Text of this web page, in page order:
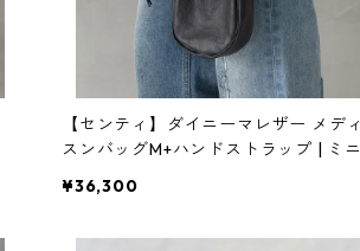
【センティ】ダイニーマレザー メディ
スンバッグM+ハンドストラップ | ミニ
NASENA(イナセナ)]
¥36,300